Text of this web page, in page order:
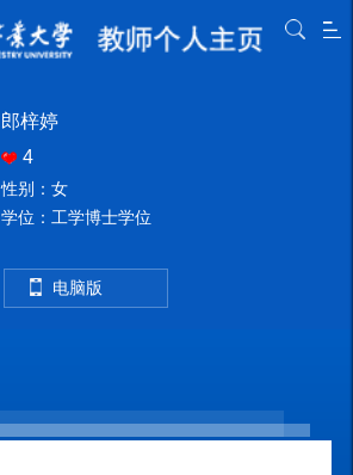
郎梓婷
4
性别：女
学位：工学博士学位
电脑版